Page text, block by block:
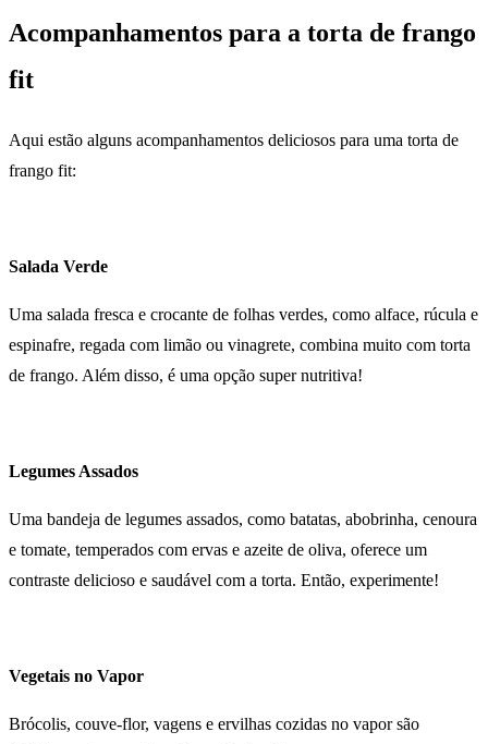
Acompanhamentos para a torta de frango
fit
Aqui estão alguns acompanhamentos deliciosos para uma torta de
frango fit:
Salada Verde
Uma salada fresca e crocante de folhas verdes, como alface, rúcula e
espinafre, regada com limão ou vinagrete, combina muito com torta
de frango. Além disso, é uma opção super nutritiva!
Legumes Assados
Uma bandeja de legumes assados, como batatas, abobrinha, cenoura
e tomate, temperados com ervas e azeite de oliva, oferece um
contraste delicioso e saudável com a torta. Então, experimente!
Vegetais no Vapor
Brócolis, couve-flor, vagens e ervilhas cozidas no vapor são